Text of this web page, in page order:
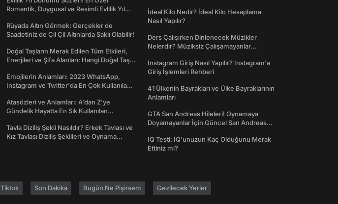
Romantik, Duygusal ve Resimli Evlilik Yıl
Rüyada Altın Görmek: Gerçekler de
Saadetiniz de Çil Çil Altınlarda Saklı Olabilir!
Doğal Taşların Merak Edilen Tüm Etkileri,
Enerjileri ve Şifa Alanları: Hangi Doğal Taş
Emojilerin Anlamları: 2023 WhatsApp,
Instagram ve Twitter'da En Çok Kullanılan
Atasözleri ve Anlamları: A'dan Z'ye
Gündelik Hayatta En Sık Kullanılan
Tavla Diziliş Şekli Nasıldır? Erkek Tavlası ve
Kız Tavlası Diziliş Şekilleri ve Oynama
İdeal Kilo Nedir? İdeal Kilo Hesaplama
Nasıl Yapılır?
Ders Çalışırken Dinlenecek Müzikler
Nelerdir? Müziksiz Çalışamayanlar
Instagram Giriş Nasıl Yapılır? Instagram'a
Giriş İşlemleri Rehberi
41 Ülkenin Bayrakları ve Ülke Bayraklarının
Anlamları
GTA San Andreas Hileleri! Oynamaya
Doyamayanlar İçin Güncel San Andreas
IQ Testi: IQ'unuzun Kaç Olduğunu Merak
Ettiniz mi?
Tiktok Son Dakika Bugün Ne Pişirsem Gezilecek Yerler